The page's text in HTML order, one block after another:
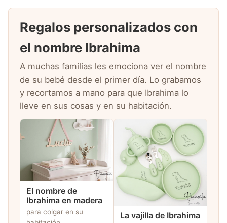
Regalos personalizados con
el nombre Ibrahima
A muchas familias les emociona ver el nombre
de su bebé desde el primer día. Lo grabamos
y recortamos a mano para que Ibrahima lo
lleve en sus cosas y en su habitación.
El nombre de
Ibrahima en madera
para colgar en su
La vajilla de Ibrahima